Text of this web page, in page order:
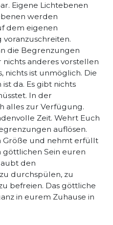
Eigene Lichtebenen
werden
dem eigenen
die Begrenzungen
nichts anderes vorstellen
nichts ist unmöglich. Die
da. Es gibt nichts
In der
alles zur Verfügung.
Zeit. Wehrt Euch
auflösen.
Größe und nehmt erfüllt
Sein euren
den
durchspülen, zu
befreien. Das göttliche
in eurem Zuhause in